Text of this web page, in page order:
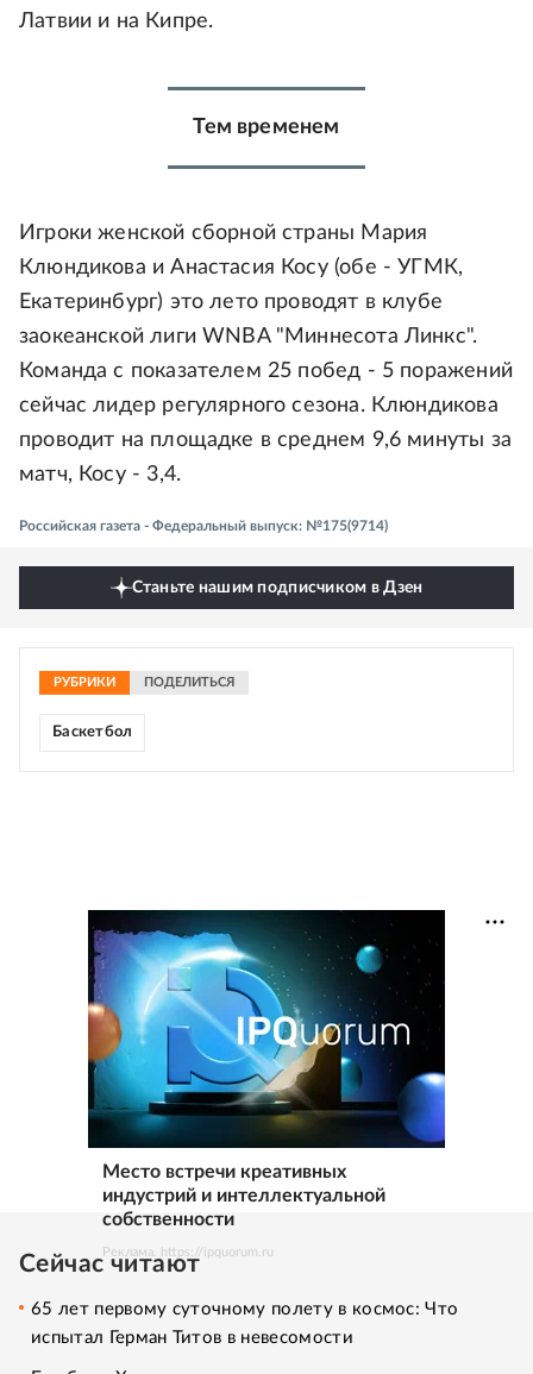
Латвии и на Кипре.
Тем временем
Игроки женской сборной страны Мария
Клюндикова и Анастасия Косу (обе - УГМК,
Екатеринбург) это лето проводят в клубе
заокеанской лиги WNBA "Миннесота Линкс".
Команда с показателем 25 побед - 5 поражений
сейчас лидер регулярного сезона. Клюндикова
проводит на площадке в среднем 9,6 минуты за
матч, Косу - 3,4.
Российская газета - Федеральный выпуск: №175(9714)
Станьте нашим подписчиком в Дзен
РУБРИКИ ПОДЕЛИТЬСЯ
Баскетбол
Место встречи креативных
индустрий и интеллектуальной
собственности
Реклама. https://ipquorum.ru
Сейчас читают
65 лет первому суточному полету в космос: Что
испытал Герман Титов в невесомости